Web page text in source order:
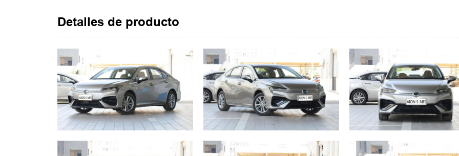
Detalles de producto